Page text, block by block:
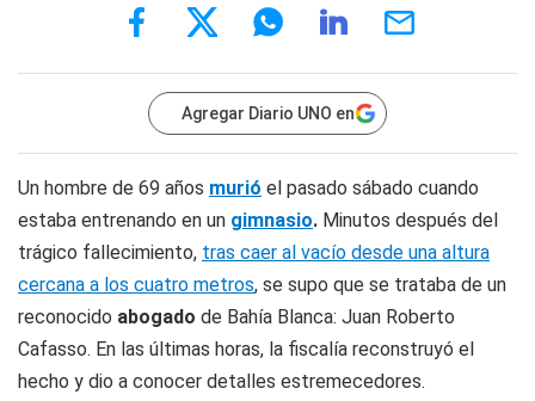
Agregar Diario UNO en
Un hombre de 69 años murió el pasado sábado cuando
estaba entrenando en un gimnasio. Minutos después del
trágico fallecimiento, tras caer al vacío desde una altura
cercana a los cuatro metros, se supo que se trataba de un
reconocido abogado de Bahía Blanca: Juan Roberto
Cafasso. En las últimas horas, la fiscalía reconstruyó el
hecho y dio a conocer detalles estremecedores.